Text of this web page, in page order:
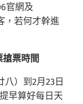
官網及
，若何才幹進
票時間
八）到2月23日
早算好每日天